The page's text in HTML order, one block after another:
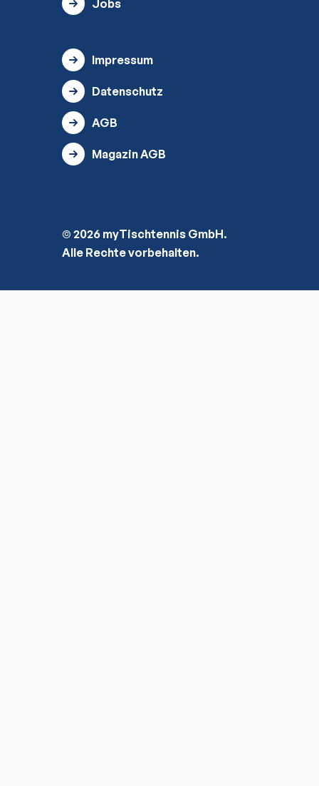
Jobs
Impressum
Datenschutz
AGB
Magazin AGB
© 2026 myTischtennis GmbH.
Alle Rechte vorbehalten.